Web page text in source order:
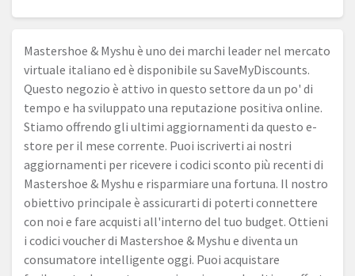
Mastershoe & Myshu è uno dei marchi leader nel mercato
virtuale italiano ed è disponibile su SaveMyDiscounts.
Questo negozio è attivo in questo settore da un po' di
tempo e ha sviluppato una reputazione positiva online.
Stiamo offrendo gli ultimi aggiornamenti da questo e-
store per il mese corrente. Puoi iscriverti ai nostri
aggiornamenti per ricevere i codici sconto più recenti di
Mastershoe & Myshu e risparmiare una fortuna. Il nostro
obiettivo principale è assicurarti di poterti connettere
con noi e fare acquisti all'interno del tuo budget. Ottieni
i codici voucher di Mastershoe & Myshu e diventa un
consumatore intelligente oggi. Puoi acquistare